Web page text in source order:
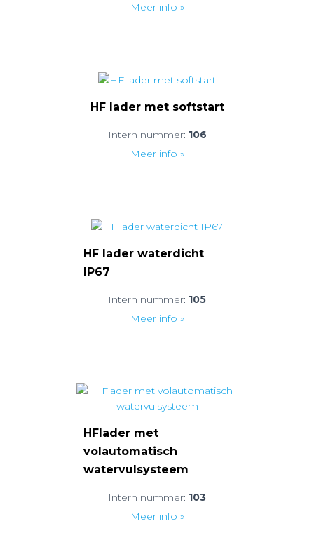
Meer info »
HF lader met softstart
Intern nummer: 106
Meer info »
HF lader waterdicht
IP67
Intern nummer: 105
Meer info »
HFlader met
volautomatisch
watervulsysteem
Intern nummer: 103
Meer info »